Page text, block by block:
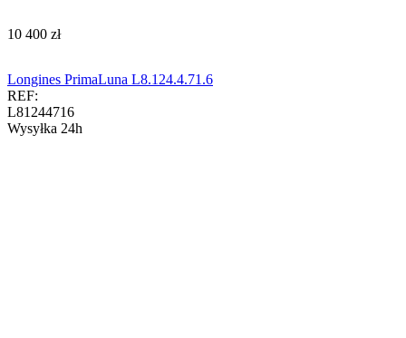
‍10 400‍ zł
Longines PrimaLuna L8.124.4.71.6
REF:
L81244716
Wysyłka 24h